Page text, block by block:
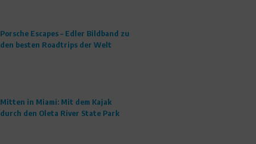
Porsche Escapes – Edler Bildband zu
den besten Roadtrips der Welt
Mitten in Miami: Mit dem Kajak
durch den Oleta River State Park